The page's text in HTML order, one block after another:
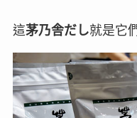
這茅乃舎だし就是它